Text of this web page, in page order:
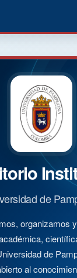
de
organizamos
de
al